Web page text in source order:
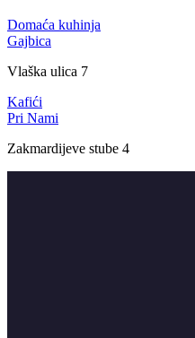
Domaća kuhinja
Gajbica
Vlaška ulica 7
Kafići
Pri Nami
Zakmardijeve stube 4